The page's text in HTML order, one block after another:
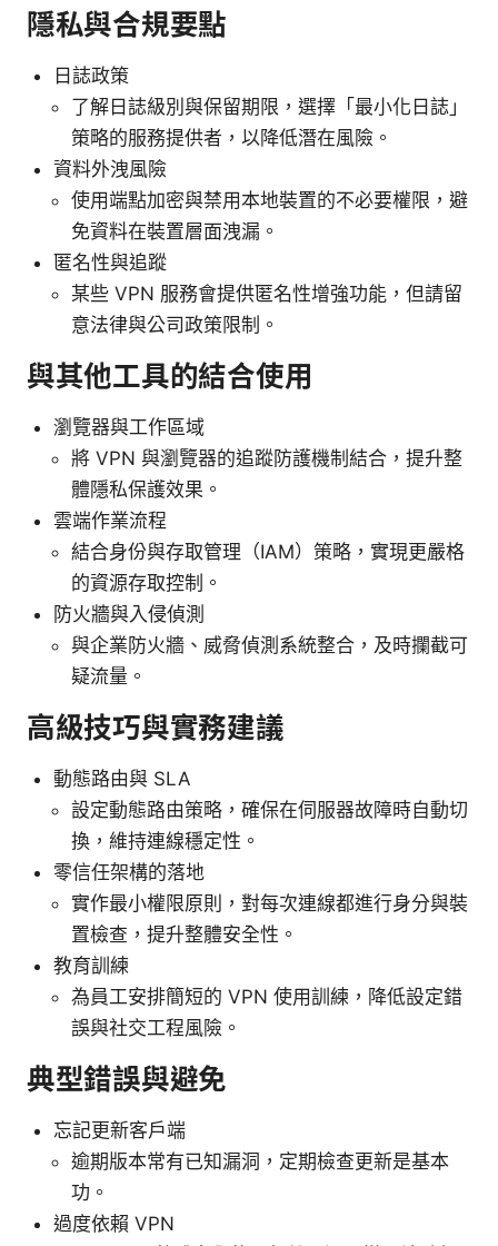
隱私與合規要點
日誌政策
了解日誌級別與保留期限，選擇「最小化日誌」
策略的服務提供者，以降低潛在風險。
資料外洩風險
使用端點加密與禁用本地裝置的不必要權限，避
免資料在裝置層面洩漏。
匿名性與追蹤
某些 VPN 服務會提供匿名性增強功能，但請留
意法律與公司政策限制。
與其他工具的結合使用
瀏覽器與工作區域
將 VPN 與瀏覽器的追蹤防護機制結合，提升整
體隱私保護效果。
雲端作業流程
結合身份與存取管理（IAM）策略，實現更嚴格
的資源存取控制。
防火牆與入侵偵測
與企業防火牆、威脅偵測系統整合，及時攔截可
疑流量。
高級技巧與實務建議
動態路由與 SLA
設定動態路由策略，確保在伺服器故障時自動切
換，維持連線穩定性。
零信任架構的落地
實作最小權限原則，對每次連線都進行身分與裝
置檢查，提升整體安全性。
教育訓練
為員工安排簡短的 VPN 使用訓練，降低設定錯
誤與社交工程風險。
典型錯誤與避免
忘記更新客戶端
逾期版本常有已知漏洞，定期檢查更新是基本
功。
過度依賴 VPN